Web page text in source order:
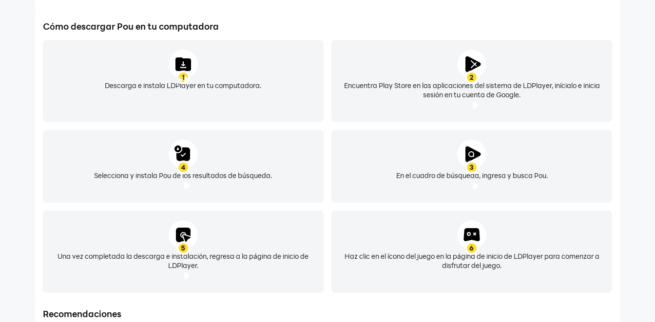
Cómo descargar Pou en tu computadora
1
Descarga e instala LDPlayer en tu computadora.
2
Encuentra Play Store en las aplicaciones del sistema de LDPlayer, inícialo e inicia
sesión en tu cuenta de Google.
3
En el cuadro de búsqueda, ingresa y busca Pou.
4
Selecciona y instala Pou de los resultados de búsqueda.
5
Una vez completada la descarga e instalación, regresa a la página de inicio de
LDPlayer.
6
Haz clic en el ícono del juego en la página de inicio de LDPlayer para comenzar a
disfrutar del juego.
Recomendaciones